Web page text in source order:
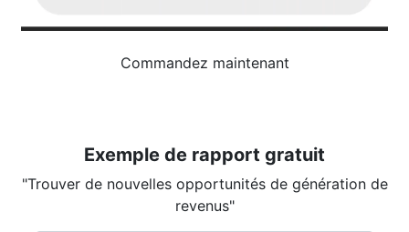
Commandez maintenant
Exemple de rapport gratuit
"Trouver de nouvelles opportunités de génération de
revenus"